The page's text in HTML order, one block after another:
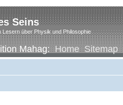
Seins
Lesern über Physik und Philosophie
Mahag:Home Sitemap